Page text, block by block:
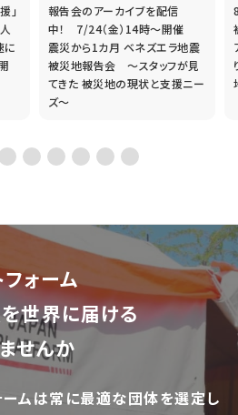
」
に
報告会のアーカイブを配信
中！ 7/24（金）14時～開催
震災から1カ月 ベネズエラ地震
被災地報告会 ～スタッフが見
てきた 被災地の現状と支援ニー
ズ～
フォーム
世界に届ける
せんか
ームは常に最適な団体を選定し